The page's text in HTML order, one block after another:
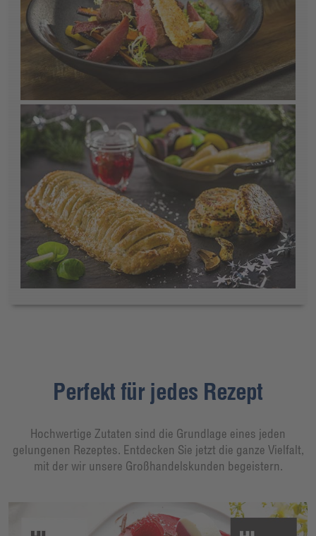
Perfekt für jedes Rezept
Hochwertige Zutaten sind die Grundlage eines jeden
gelungenen Rezeptes. Entdecken Sie jetzt die ganze Vielfalt,
mit der wir unsere Großhandelskunden begeistern.